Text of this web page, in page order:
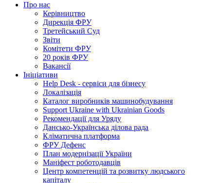
Про нас
Керівництво
Дирекція ФРУ
Третейський Суд
Звіти
Комітети ФРУ
20 років ФРУ
Вакансії
Ініціативи
Help Desk - сервіси для бізнесу
Локалізація
Каталог виробників машинобудування
Support Ukraine with Ukrainian Goods
Рекомендації для Уряду
Дансько-Українська ділова рада
Кліматична платформа
ФРУ Дефенс
План модернізації України
Маніфест роботодавців
Центр компетенцій та розвитку людського
капіталу